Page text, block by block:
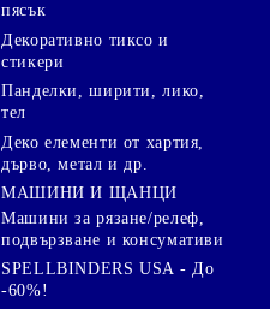
пясък
Декоративно тиксо и
стикери
Панделки, ширити, лико,
тел
Деко елементи от хартия,
дърво, метал и др.
МАШИНИ И ЩАНЦИ
Машини за рязане/релеф,
подвързване и консумативи
SPELLBINDERS USA - До
-60%!